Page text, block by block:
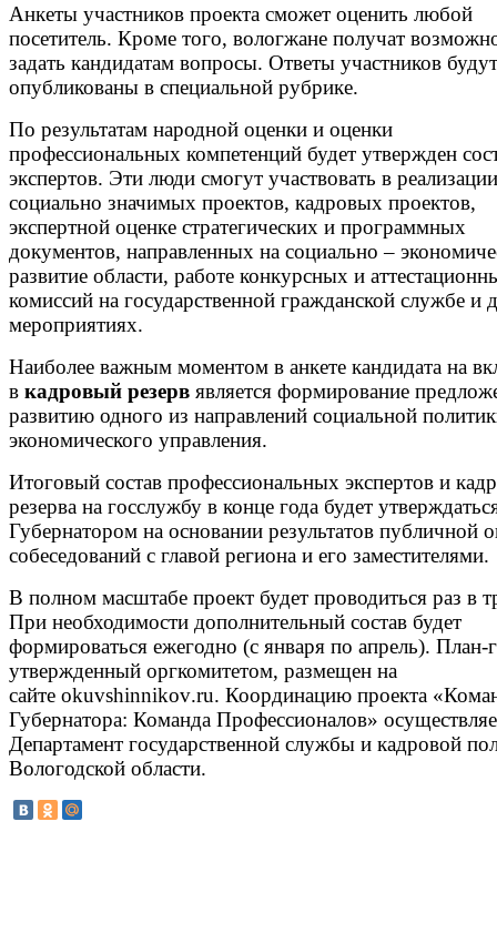
Анкеты участников проекта сможет оценить любой
посетитель. Кроме того, вологжане получат
задать кандидатам вопросы. Ответы участников будут
опубликованы в специальной рубрике.
По результатам народной оценки и оценки
профессиональных компетенций будет утвержден
экспертов. Эти люди смогут участвовать в реализации
социально значимых проектов, кадровых проектов,
экспертной оценке стратегических и программных
документов, направленных на социально –
развитие области, работе конкурсных и
комиссий на государственной гражданской службе и
мероприятиях.
Наиболее важным моментом в анкете кандидата на
в кадровый резерв является формирование
развитию одного из направлений социальной
экономического управления.
Итоговый состав профессиональных экспертов и
резерва на госслужбу в конце года будет
Губернатором на основании результатов публичной
собеседований с главой региона и его заместителями.
В полном масштабе проект будет проводиться раз в
При необходимости дополнительный состав будет
формироваться ежегодно (с января по апрель). План-
утвержденный оргкомитетом, размещен на
сайте okuvshinnikov.ru. Координацию проекта
Губернатора: Команда Профессионалов»
Департамент государственной службы и кадровой
Вологодской области.